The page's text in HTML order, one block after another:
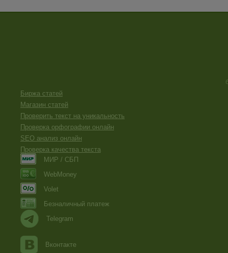
Биржа статей
Магазин статей
Проверить текст на уникальность
Проверка орфографии онлайн
SEO анализ онлайн
Проверка качества текста
МИР / СБП
WebMoney
Volet
Безналичный платеж
Telegram
Вконтакте